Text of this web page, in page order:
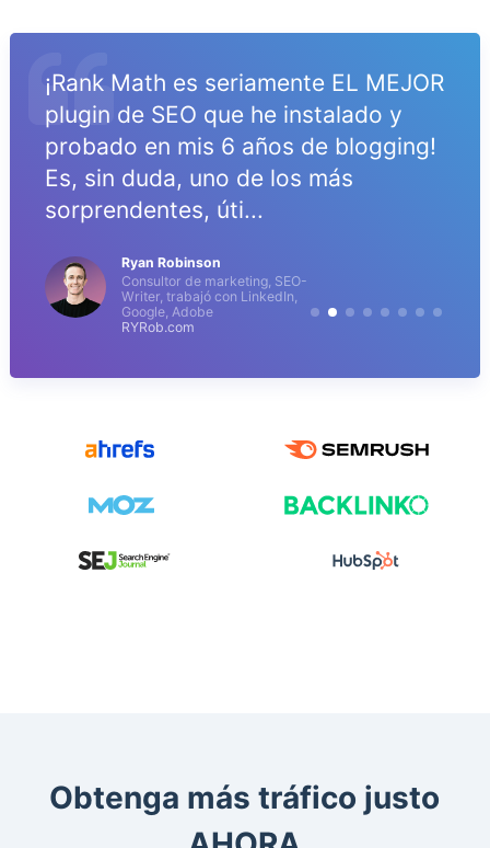
¡Rank Math es seriamente EL MEJOR
plugin de SEO que he instalado y
probado en mis 6 años de blogging!
Es, sin duda, uno de los más
sorprendentes, úti...
Ryan Robinson
Consultor de marketing, SEO-
Writer, trabajó con LinkedIn,
Google, Adobe
RYRob.com
Obtenga más tráfico justo